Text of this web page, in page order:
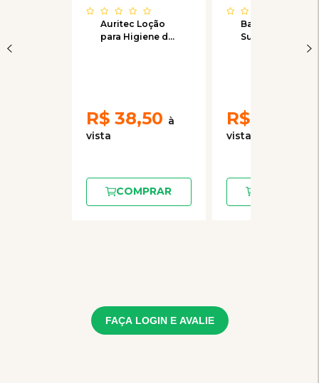
Auritec Loção
para Higiene do
R$ 38,50
COMPRAR
Ball Free
Suplemento
R$
FAÇA LOGIN E AVALIE